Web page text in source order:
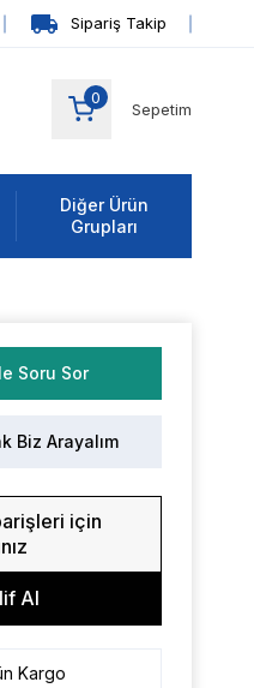
Sipariş Takip
Sepetim
0
Diğer Ürün
Grupları
Soru Sor
Biz Arayalım
için
Al
Kargo